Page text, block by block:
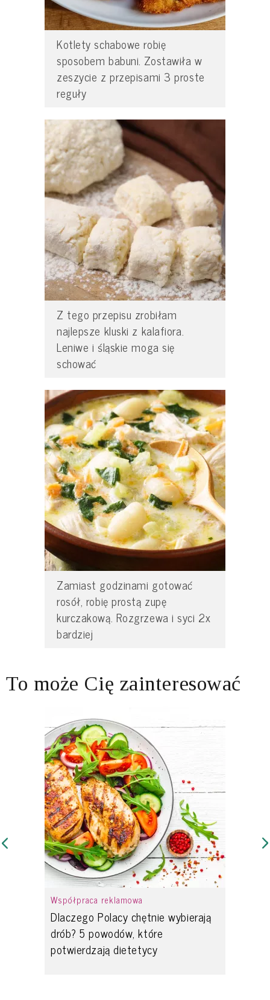
Kotlety schabowe robię
sposobem babuni. Zostawiła w
zeszycie z przepisami 3 proste
reguły
Z tego przepisu zrobiłam
najlepsze kluski z kalafiora.
Leniwe i śląskie moga się
schować
Zamiast godzinami gotować
rosół, robię prostą zupę
kurczakową. Rozgrzewa i syci 2x
bardziej
To może Cię zainteresować
Współpraca reklamowa
Dlaczego Polacy chętnie wybierają
drób? 5 powodów, które
potwierdzają dietetycy